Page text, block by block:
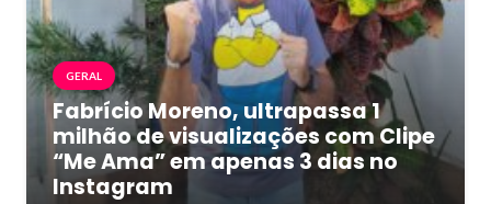
GERAL
Fabrício Moreno, ultrapassa 1
milhão de visualizações com Clipe
“Me Ama” em apenas 3 dias no
Instagram